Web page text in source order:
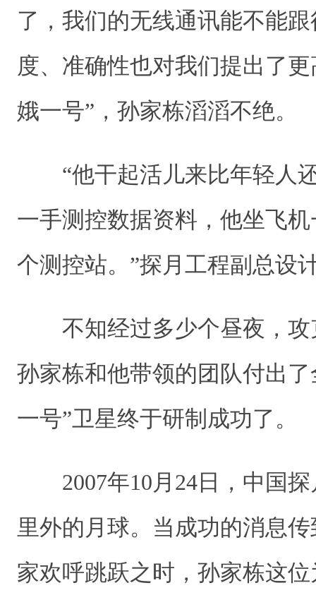
了，我们的无线通讯能不能
度、准确性也对我们提出了
娥一号”，孙家栋滔滔不绝
“他干起活儿来比年轻人
一手测控数据资料，他坐飞
个测控站。”探月工程副总
不知经过多少个昼夜，攻
孙家栋和他带领的团队付出
一号”卫星终于研制成功了
2007年10月24日，中国探
里外的月球。当成功的消息
家欢呼跳跃之时，孙家栋这